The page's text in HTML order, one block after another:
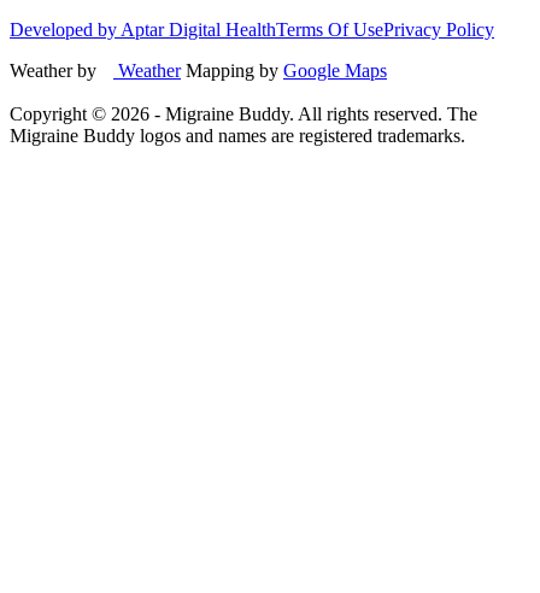
Developed by Aptar Digital HealthTerms Of UsePrivacy Policy
Weather by
WeatherMapping by Google Maps
Copyright © 2026 - Migraine Buddy. All rights reserved. The
Migraine Buddy logos and names are registered trademarks.